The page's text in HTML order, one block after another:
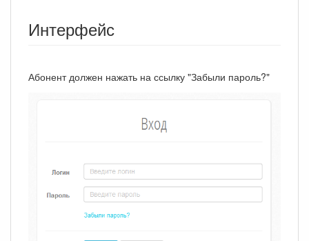
Интерфейс
Абонент должен нажать на ссылку "Забыли пароль?"